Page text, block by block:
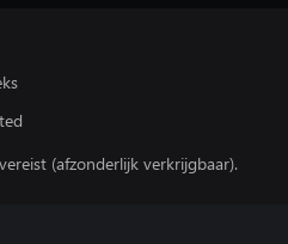
(afzonderlijk verkrijgbaar).